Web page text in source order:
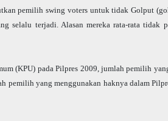
pemilih swing voters untuk tidak Golput
selalu terjadi. Alasan mereka rata-rata tidak
(KPU) pada Pilpres 2009, jumlah pemilih
pemilih yang menggunakan haknya dalam